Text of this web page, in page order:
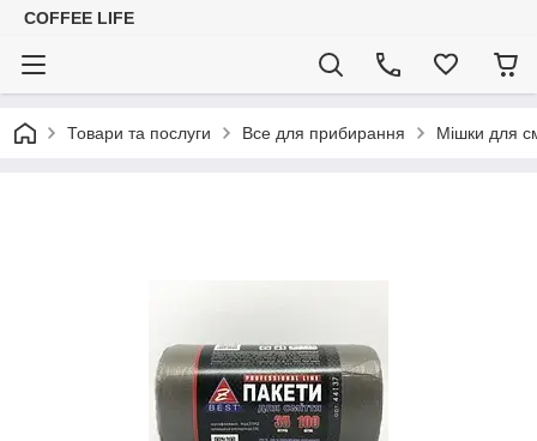
COFFEE LIFE
Товари та послуги Все для прибирання Мішки для